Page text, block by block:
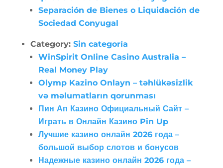
Separación de Bienes o Liquidación de
Sociedad Conyugal
Category: Sin categoría
WinSpirit Online Casino Australia –
Real Money Play
Olymp Kazino Onlayn – təhlükəsizlik
və məlumatların qorunması
Пин Ап Казино Официальный Сайт –
Играть в Онлайн Казино Pin Up
Лучшие казино онлайн 2026 года –
большой выбор слотов и бонусов
Надежные казино онлайн 2026 года –